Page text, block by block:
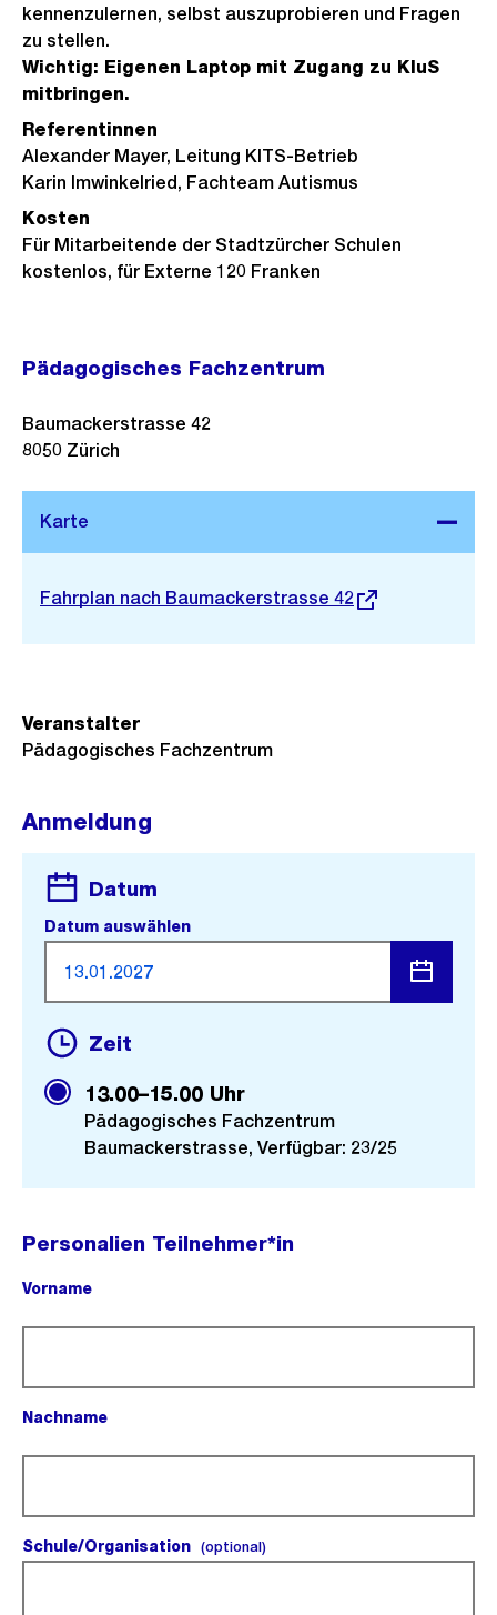
kennenzulernen, selbst auszuprobieren und Fragen
zu stellen.
Wichtig: Eigenen Laptop mit Zugang zu KluS
mitbringen.
Referentinnen
Alexander Mayer, Leitung KITS-Betrieb
Karin Imwinkelried, Fachteam Autismus
Kosten
Für Mitarbeitende der Stadtzürcher Schulen
kostenlos, für Externe 120 Franken
Pädagogisches Fachzentrum
Stadtplan 3D
Externer
Fahrplan nach Baumackerstrasse 42
Baumackerstrasse 42
8050 Zürich
Veranstalter
Pädagogisches Fachzentrum
Anmeldung
Datum
Datum auswählen
Zeit
13.00–15.00 Uhr
Pädagogisches Fachzentrum
Baumackerstrasse, Verfügbar: 23/25
Personalien Teilnehmer*in
Vorname
Nachname
Schule/Organisation (optional)(optional).